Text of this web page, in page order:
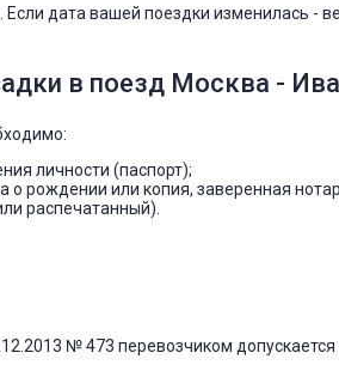
дата вашей поездки изменилась -
в поезд Москва -
личности (паспорт);
о рождении или копия, заверенная
распечатанный).
№ 473 перевозчиком